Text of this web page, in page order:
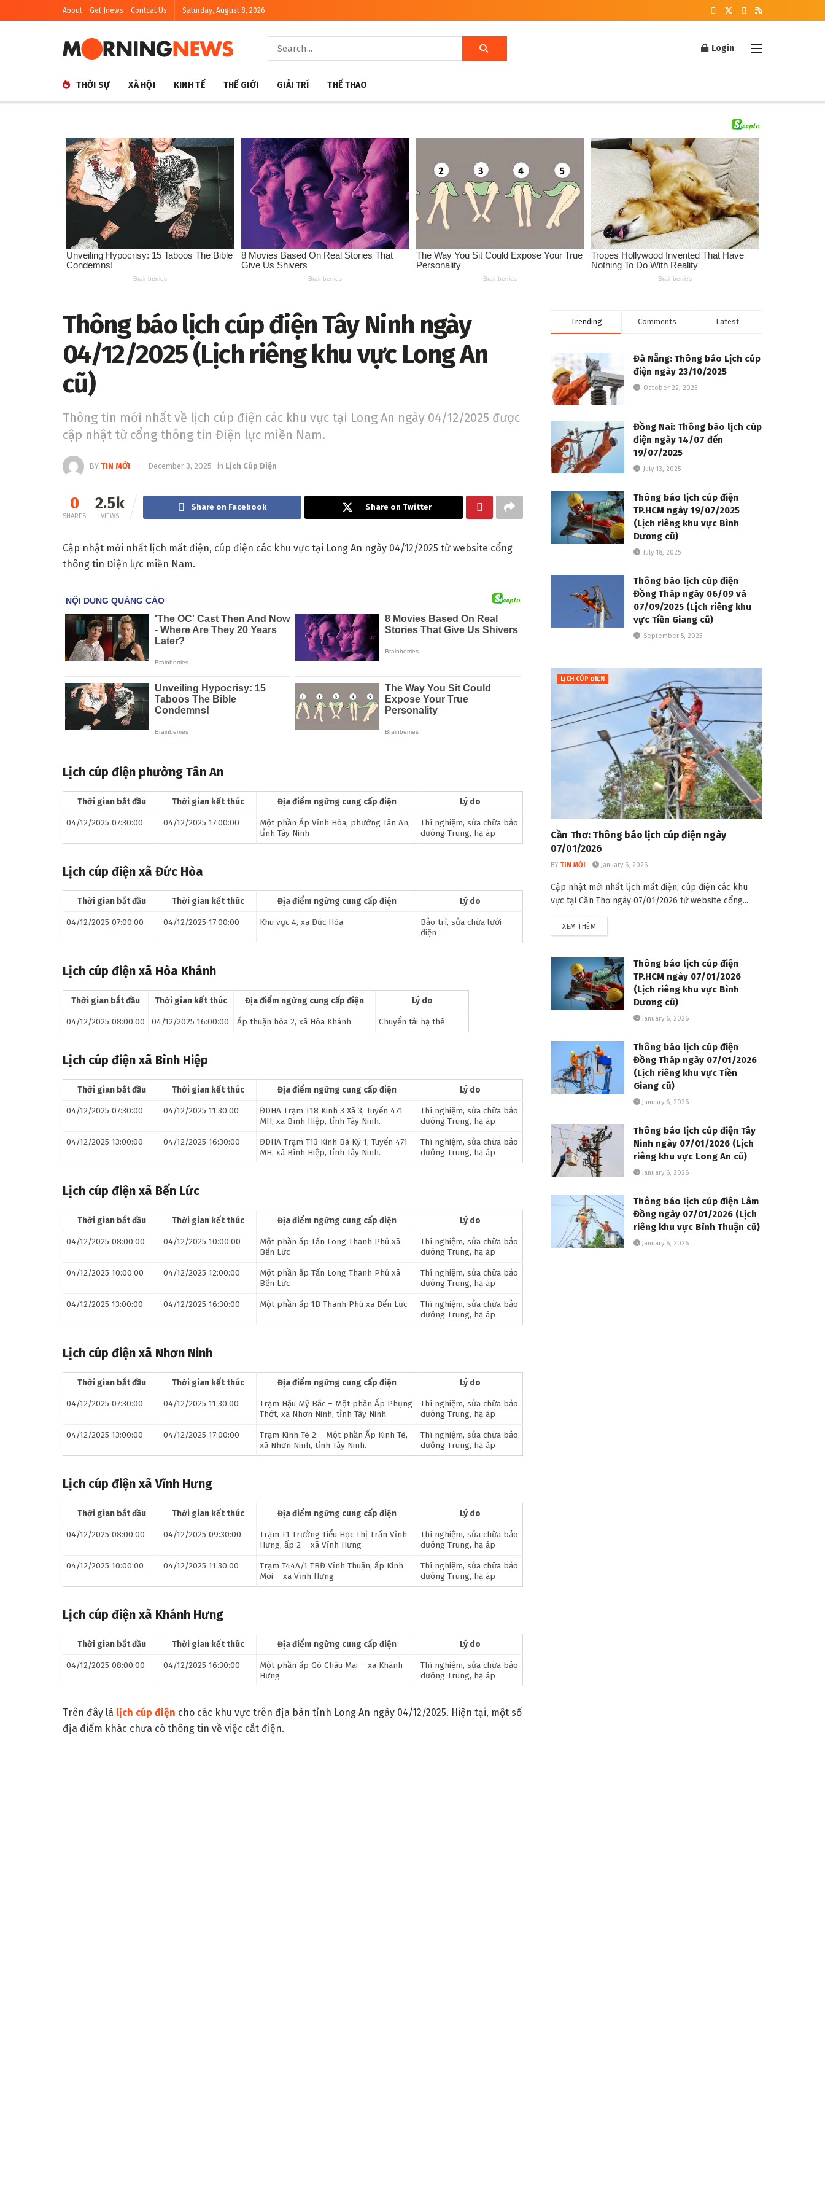
About Get Jnews Contcat Us Saturday, August 8, 2026
Login
THỜI SỰ XÃ HỘI KINH TẾ THẾ GIỚI GIẢI TRÍ THỂ THAO
Thông báo lịch cúp điện Tây Ninh ngày
04/12/2025 (Lịch riêng khu vực Long An
cũ)
Thông tin mới nhất về lịch cúp điện các khu vực tại Long An ngày 04/12/2025 được
cập nhật từ cổng thông tin Điện lực miền Nam.
BY TIN MỚI December 3, 2025 in Lịch Cúp Điện
0
SHARES
2.5k
VIEWS
Share on Facebook Share on Twitter
Cập nhật mới nhất lịch mất điện, cúp điện các khu vực tại Long An ngày 04/12/2025 từ website cổng
thông tin Điện lực miền Nam.
Lịch cúp điện phường Tân An
Thời gian bắt đầu Thời gian kết thúc Địa điểm ngừng cung cấp điện
Lý do
04/12/2025 07:30:00
04/12/2025 17:00:00
Một phần Ấp Vĩnh Hòa, phường Tân An,
tỉnh Tây Ninh
Thí nghiệm, sửa chữa bảo
dưỡng Trung, hạ áp
Lịch cúp điện xã Đức Hòa
Thời gian bắt đầu Thời gian kết thúc Địa điểm ngừng cung cấp điện
Lý do
04/12/2025 07:00:00
04/12/2025 17:00:00 Khu vực 4, xã Đức Hòa
Bảo trì, sửa chữa lưới
điện
Lịch cúp điện xã Hòa Khánh
Thời gian bắt đầu Thời gian kết thúc Địa điểm ngừng cung cấp điện
Lý do
04/12/2025 08:00:00
04/12/2025 16:00:00 Ấp thuận hòa 2, xã Hòa Khánh Chuyển tải hạ thế
Lịch cúp điện xã Bình Hiệp
Thời gian bắt đầu Thời gian kết thúc Địa điểm ngừng cung cấp điện
Lý do
04/12/2025 07:30:00
04/12/2025 11:30:00
ĐDHA Trạm T18 Kinh 3 Xã 3, Tuyến 471
MH, xã Bình Hiệp, tỉnh Tây Ninh.
Thí nghiệm, sửa chữa bảo
dưỡng Trung, hạ áp
04/12/2025 13:00:00
04/12/2025 16:30:00
ĐDHA Trạm T13 Kinh Bà Ký 1, Tuyến 471
MH, xã Bình Hiệp, tỉnh Tây Ninh.
Thí nghiệm, sửa chữa bảo
dưỡng Trung, hạ áp
Lịch cúp điện xã Bến Lức
Thời gian bắt đầu Thời gian kết thúc Địa điểm ngừng cung cấp điện
Lý do
04/12/2025 08:00:00
04/12/2025 10:00:00
Một phần ấp Tấn Long Thanh Phú xã
Bến Lức
Thí nghiệm, sửa chữa bảo
dưỡng Trung, hạ áp
04/12/2025 10:00:00
04/12/2025 12:00:00
Một phần ấp Tấn Long Thanh Phú xã
Bến Lức
Thí nghiệm, sửa chữa bảo
dưỡng Trung, hạ áp
04/12/2025 13:00:00
04/12/2025 16:30:00 Một phần ấp 1B Thanh Phú xã Bến Lức
Thí nghiệm, sửa chữa bảo
dưỡng Trung, hạ áp
Lịch cúp điện xã Nhơn Ninh
Thời gian bắt đầu Thời gian kết thúc Địa điểm ngừng cung cấp điện
Lý do
04/12/2025 07:30:00
04/12/2025 11:30:00
Trạm Hậu Mỹ Bắc – Một phần Ấp Phụng
Thớt, xã Nhơn Ninh, tỉnh Tây Ninh.
Thí nghiệm, sửa chữa bảo
dưỡng Trung, hạ áp
04/12/2025 13:00:00
04/12/2025 17:00:00
Trạm Kinh Tè 2 – Một phần Ấp Kinh Tè,
xã Nhơn Ninh, tỉnh Tây Ninh.
Thí nghiệm, sửa chữa bảo
dưỡng Trung, hạ áp
Lịch cúp điện xã Vĩnh Hưng
Thời gian bắt đầu Thời gian kết thúc Địa điểm ngừng cung cấp điện
Lý do
04/12/2025 08:00:00
04/12/2025 09:30:00
Trạm T1 Trường Tiểu Học Thị Trấn Vĩnh
Hưng, ấp 2 – xã Vĩnh Hưng
Thí nghiệm, sửa chữa bảo
dưỡng Trung, hạ áp
04/12/2025 10:00:00
04/12/2025 11:30:00
Trạm T44A/1 TBĐ Vĩnh Thuận, ấp Kinh
Mới – xã Vĩnh Hưng
Thí nghiệm, sửa chữa bảo
dưỡng Trung, hạ áp
Lịch cúp điện xã Khánh Hưng
Thời gian bắt đầu Thời gian kết thúc Địa điểm ngừng cung cấp điện
Lý do
04/12/2025 08:00:00
04/12/2025 16:30:00
Một phần ấp Gò Châu Mai – xã Khánh
Hưng
Thí nghiệm, sửa chữa bảo
dưỡng Trung, hạ áp
Trên đây là lịch cúp điện cho các khu vực trên địa bàn tỉnh Long An ngày 04/12/2025. Hiện tại, một số
địa điểm khác chưa có thông tin về việc cắt điện.
Trending Comments Latest
Đà Nẵng: Thông báo Lịch cúp
điện ngày 23/10/2025
October 22, 2025
Đồng Nai: Thông báo lịch cúp
điện ngày 14/07 đến
19/07/2025
July 13, 2025
Thông báo lịch cúp điện
TP.HCM ngày 19/07/2025
(Lịch riêng khu vực Bình
Dương cũ)
July 18, 2025
Thông báo lịch cúp điện
Đồng Tháp ngày 06/09 và
07/09/2025 (Lịch riêng khu
vực Tiền Giang cũ)
September 5, 2025
LỊCH CÚP ĐIỆN
Cần Thơ: Thông báo lịch cúp điện ngày
07/01/2026
BY TIN MỚI January 6, 2026
Cập nhật mới nhất lịch mất điện, cúp điện các khu
vực tại Cần Thơ ngày 07/01/2026 từ website cổng...
XEM THÊM
Thông báo lịch cúp điện
TP.HCM ngày 07/01/2026
(Lịch riêng khu vực Bình
Dương cũ)
January 6, 2026
Thông báo lịch cúp điện
Đồng Tháp ngày 07/01/2026
(Lịch riêng khu vực Tiền
Giang cũ)
January 6, 2026
Thông báo lịch cúp điện Tây
Ninh ngày 07/01/2026 (Lịch
riêng khu vực Long An cũ)
January 6, 2026
Thông báo lịch cúp điện Lâm
Đồng ngày 07/01/2026 (Lịch
riêng khu vực Bình Thuận cũ)
January 6, 2026